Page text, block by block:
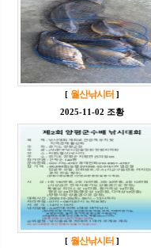
[ 월산낚시터 ]
2025-11-02 조황
[ 월산낚시터 ]